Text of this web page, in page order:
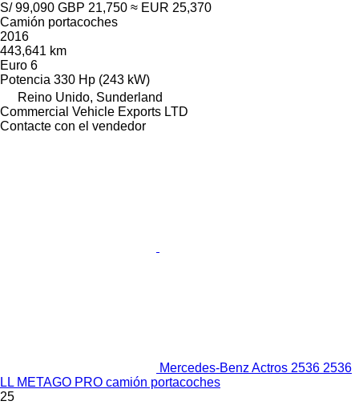
S/ 99,090 GBP 21,750 ≈ EUR 25,370
Camión portacoches
2016
443,641 km
Euro 6
Potencia 330 Hp (243 kW)
Reino Unido, Sunderland
Commercial Vehicle Exports LTD
Contacte con el vendedor
Mercedes-Benz Actros 2536 2536
LL METAGO PRO camión portacoches
25